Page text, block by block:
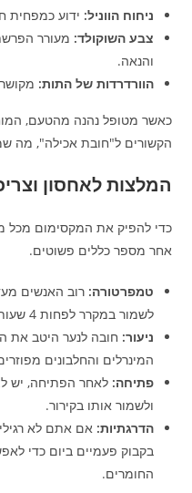
ניחוח הווניל: ידוע כמפחית
צבע השוקולד: מעורר
והנאה.
הוורדרדות של התות:
כאשר מטופל נהנה מהטעם,
הקשורים ל"חובת אכילה", מה
המלצות לאחסון
כדי להפיק את המקסימום מכל
אחר מספר כללים פשוטים.
טמפרטורה: רוב האנשים
לשמור במקרר לפחות 4 שעות לפני השתייה.
ניעור: חובה לנער היטב את
המינרלים והחלבונים
פתיחה:
ולשמור אותו בקירור.
הדרגתיות: אם אתם לא
בקבוק פעמיים ביום כדי
החומרים.